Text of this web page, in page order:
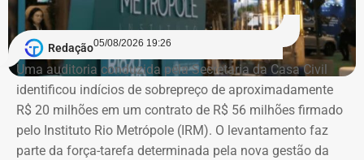
As declarações de bens são prestadas pelos próprios
candidatos à Justiça Eleitoral e podem considerar os
valores históricos de aquisição dos bens, e não
necessariamente seus preços de mercado.
O crescimento patrimonial, por si só, não indica a
existência de irregularidades.
Redação05/08/2026 19:26
Uma auditoria conduzida pela Secretaria da Casa Civil
identificou indícios de sobrepreço de aproximadamente
R$ 20 milhões em um contrato de R$ 56 milhões firmado
pelo Instituto Rio Metrópole (IRM). O levantamento faz
parte da força-tarefa determinada pela nova gestão da